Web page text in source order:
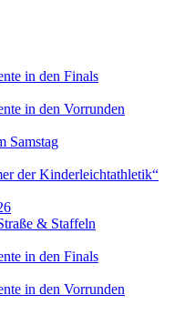
in den Finals
in den Vorrunden
Samstag
der Kinderleichtathletik“
& Staffeln
in den Finals
in den Vorrunden